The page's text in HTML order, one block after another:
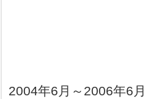
2004年6月～2006年6